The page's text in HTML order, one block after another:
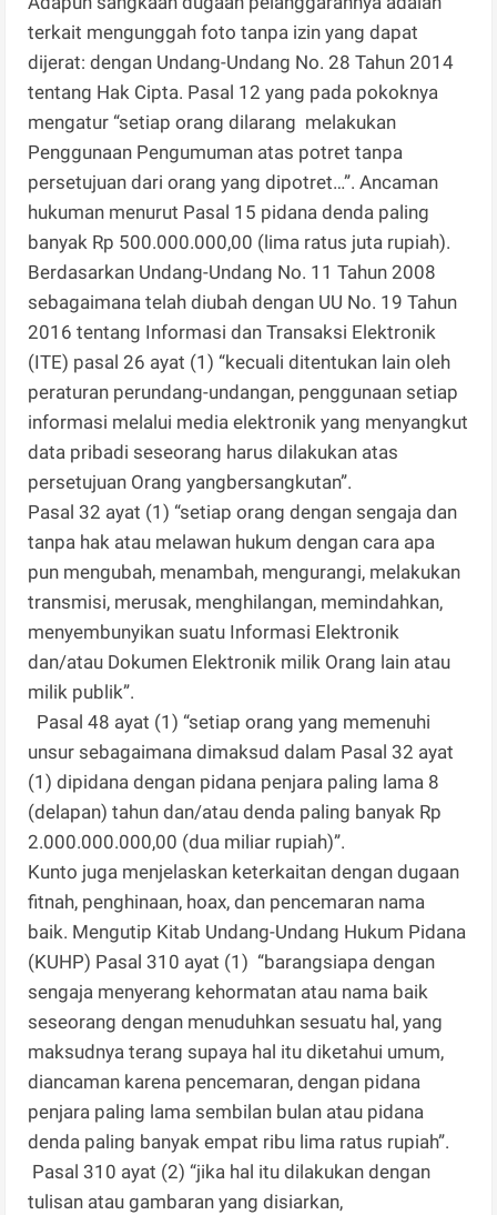
terkait mengunggah foto tanpa izin yang dapat
dijerat: dengan Undang-Undang No. 28 Tahun 2014
tentang Hak Cipta. Pasal 12 yang pada pokoknya
mengatur “setiap orang dilarang melakukan
Penggunaan Pengumuman atas potret tanpa
persetujuan dari orang yang dipotret…”. Ancaman
hukuman menurut Pasal 15 pidana denda paling
banyak Rp 500.000.000,00 (lima ratus juta rupiah).
Berdasarkan Undang-Undang No. 11 Tahun 2008
sebagaimana telah diubah dengan UU No. 19 Tahun
2016 tentang Informasi dan Transaksi Elektronik
(ITE) pasal 26 ayat (1) “kecuali ditentukan lain oleh
peraturan perundang-undangan, penggunaan setiap
informasi melalui media elektronik yang menyangkut
data pribadi seseorang harus dilakukan atas
persetujuan Orang yangbersangkutan”.
Pasal 32 ayat (1) “setiap orang dengan sengaja dan
tanpa hak atau melawan hukum dengan cara apa
pun mengubah, menambah, mengurangi, melakukan
transmisi, merusak, menghilangan, memindahkan,
menyembunyikan suatu Informasi Elektronik
dan/atau Dokumen Elektronik milik Orang lain atau
milik publik”.
Pasal 48 ayat (1) “setiap orang yang memenuhi
unsur sebagaimana dimaksud dalam Pasal 32 ayat
(1) dipidana dengan pidana penjara paling lama 8
(delapan) tahun dan/atau denda paling banyak Rp
2.000.000.000,00 (dua miliar rupiah)”.
Kunto juga menjelaskan keterkaitan dengan dugaan
fitnah, penghinaan, hoax, dan pencemaran nama
baik. Mengutip Kitab Undang-Undang Hukum Pidana
(KUHP) Pasal 310 ayat (1) “barangsiapa dengan
sengaja menyerang kehormatan atau nama baik
seseorang dengan menuduhkan sesuatu hal, yang
maksudnya terang supaya hal itu diketahui umum,
diancaman karena pencemaran, dengan pidana
penjara paling lama sembilan bulan atau pidana
denda paling banyak empat ribu lima ratus rupiah”.
Pasal 310 ayat (2) “jika hal itu dilakukan dengan
tulisan atau gambaran yang disiarkan,